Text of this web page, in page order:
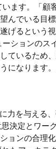
ます。「顧
んでいる目
げるという
ションのス
ているため
になります。
を与える
決定とワー
ョンの合理